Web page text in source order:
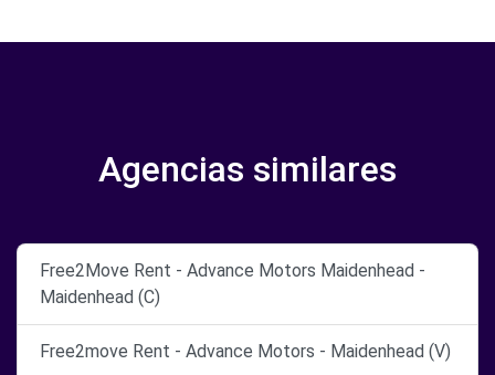
Agencias similares
Free2Move Rent - Advance Motors Maidenhead -
Maidenhead (C)
Free2move Rent - Advance Motors - Maidenhead (V)